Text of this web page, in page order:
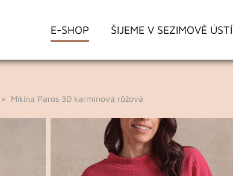
E-SHOP ŠIJEME V SEZIMOVĚ ÚSTÍ
> Mikina Paros 3D karmínová růžová